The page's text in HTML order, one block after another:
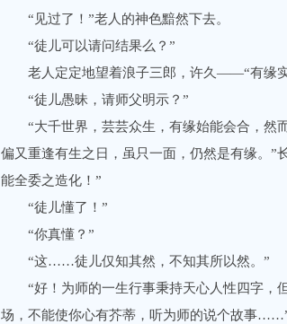
“见过了！”老人的神色黯然下去。
“徒儿可以请问结果么？”
老人定定地望着浪子三郎，许久——“有缘实
“徒儿愚昧，请师父明示？”
“大千世界，芸芸众生，有缘始能会合，然
偏又重逢有生之日，虽只一面，仍然是有缘。
能全委之造化！”
“徒儿懂了！”
“你真懂？”
“这……徒儿仅知其然，不知其所以然。”
“好！为师的一生行事秉持天心人性四字，但
场，不能使你心有芥蒂，听为师的说个故事